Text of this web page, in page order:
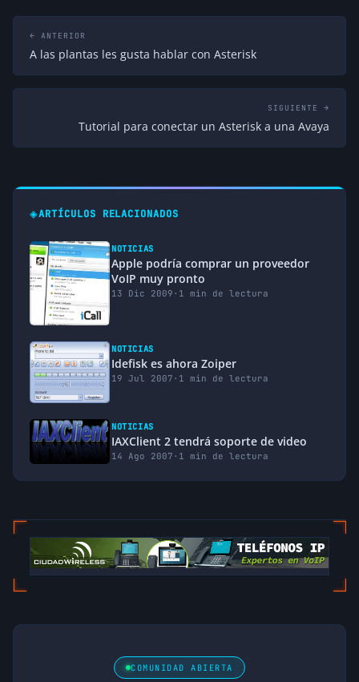
← ANTERIOR
A las plantas les gusta hablar con Asterisk
SIGUIENTE →
Tutorial para conectar un Asterisk a una Avaya
◈ARTÍCULOS RELACIONADOS
NOTICIAS
Apple podría comprar un proveedor
VoIP muy pronto
13 Dic 2009 · 1 min de lectura
NOTICIAS
Idefisk es ahora Zoiper
19 Jul 2007 · 1 min de lectura
NOTICIAS
IAXClient 2 tendrá soporte de video
14 Ago 2007 · 1 min de lectura
COMUNIDAD ABIERTA